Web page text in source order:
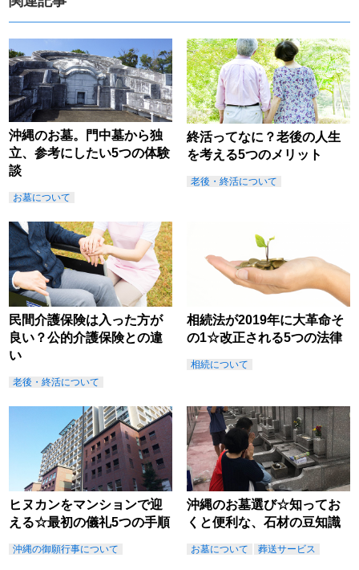
沖縄のお墓。門中墓から独
立、参考にしたい5つの体験
談
お墓について
終活ってなに？老後の人生
を考える5つのメリット
老後・終活について
民間介護保険は入った方が
良い？公的介護保険との違
い
老後・終活について
相続法が2019年に大革命そ
の1☆改正される5つの法律
相続について
ヒヌカンをマンションで迎
える☆最初の儀礼5つの手順
沖縄の御願行事について
沖縄のお墓選び☆知ってお
くと便利な、石材の豆知識
お墓について 葬送サービス